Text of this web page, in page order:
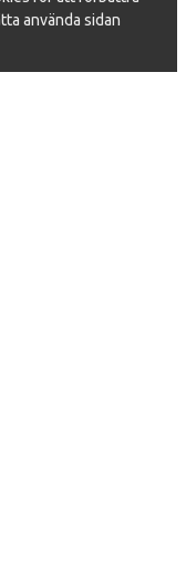
använda sidan